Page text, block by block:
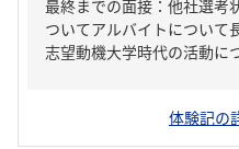
最終までの面接：他社選考
ついてアルバイトについて
志望動機大学時代の活動に
体験記の